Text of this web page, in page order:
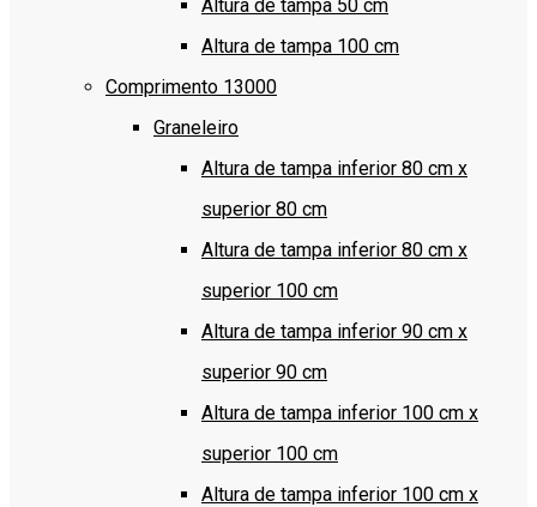
Altura de tampa 50 cm
Altura de tampa 100 cm
Comprimento 13000
Graneleiro
Altura de tampa inferior 80 cm x
superior 80 cm
Altura de tampa inferior 80 cm x
superior 100 cm
Altura de tampa inferior 90 cm x
superior 90 cm
Altura de tampa inferior 100 cm x
superior 100 cm
Altura de tampa inferior 100 cm x